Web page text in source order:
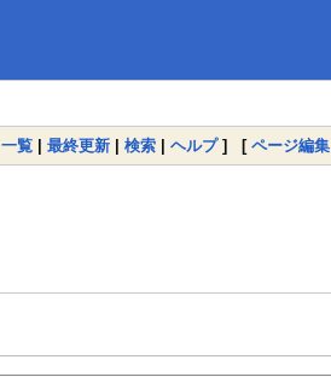
一覧 | 最終更新 | 検索 | ヘルプ] [ ページ編集